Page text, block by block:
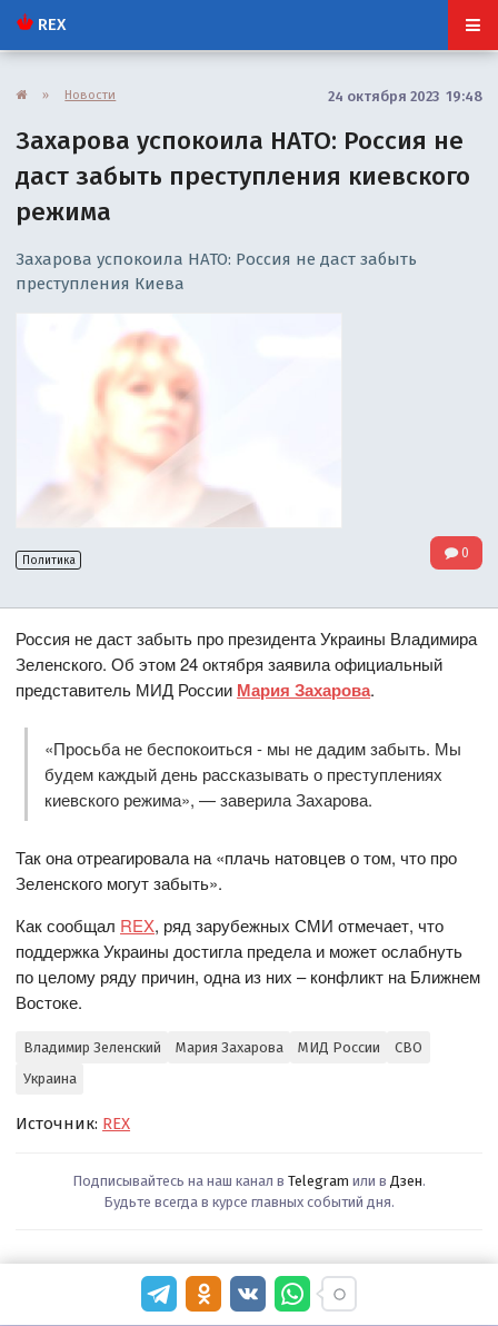
REX
» Новости 24 октября 2023 19:48
Захарова успокоила НАТО: Россия не
даст забыть преступления киевского
режима
Захарова успокоила НАТО: Россия не даст забыть
преступления Киева
Политика 0
Россия не даст забыть про президента Украины Владимира
Зеленского. Об этом 24 октября заявила официальный
представитель МИД России Мария Захарова.
«Просьба не беспокоиться - мы не дадим забыть. Мы
будем каждый день рассказывать о преступлениях
киевского режима», — заверила Захарова.
Так она отреагировала на «плачь натовцев о том, что про
Зеленского могут забыть».
Как сообщал REX, ряд зарубежных СМИ отмечает, что
поддержка Украины достигла предела и может ослабнуть
по целому ряду причин, одна из них – конфликт на Ближнем
Востоке.
Владимир Зеленский Мария Захарова МИД России
СВО
Украина
Источник: REX
Подписывайтесь на наш канал в Telegram или в Дзен.
Будьте всегда в курсе главных событий дня.